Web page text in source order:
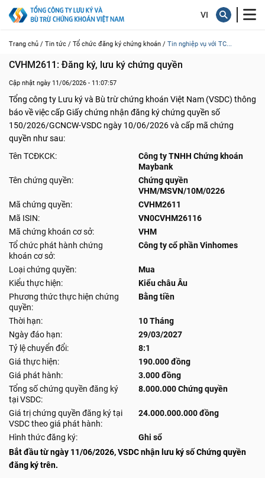
Trang chủ / Tin tức / Tổ chức đăng ký chứng khoán / Tin nghiệp vụ với TC...
CVHM2611: Đăng ký, lưu ký chứng quyền
Cập nhật ngày 11/06/2026 - 11:07:57
Tổng công ty Lưu ký và Bù trừ chứng khoán Việt Nam (VSDC) thông
báo về việc cấp Giấy chứng nhận đăng ký chứng quyền số
150/2026/GCNCW-VSDC ngày 10/06/2026 và cấp mã chứng
quyền như sau:
Tên TCĐKCK:
Công ty TNHH Chứng khoán
Maybank
Tên chứng quyền:
Chứng quyền
VHM/MSVN/10M/0226
Mã chứng quyền:
CVHM2611
Mã ISIN:
VN0CVHM26116
Mã chứng khoán cơ sở:
VHM
Tổ chức phát hành chứng
khoán cơ sở:
Công ty cổ phần Vinhomes
Loại chứng quyền:
Mua
Kiểu thực hiện:
Kiểu châu Âu
Phương thức thực hiện chứng
quyền:
Bằng tiền
Thời hạn:
10 Tháng
Ngày đáo hạn:
29/03/2027
Tỷ lệ chuyển đổi:
8:1
Giá thực hiện:
190.000 đồng
Giá phát hành:
3.000 đồng
Tổng số chứng quyền đăng ký
tại VSDC:
8.000.000 Chứng quyền
Giá trị chứng quyền đăng ký tại
VSDC theo giá phát hành:
24.000.000.000 đồng
Hình thức đăng ký:
Ghi sổ
Bắt đầu từ ngày 11/06/2026, VSDC nhận lưu ký số Chứng quyền
đăng ký trên.